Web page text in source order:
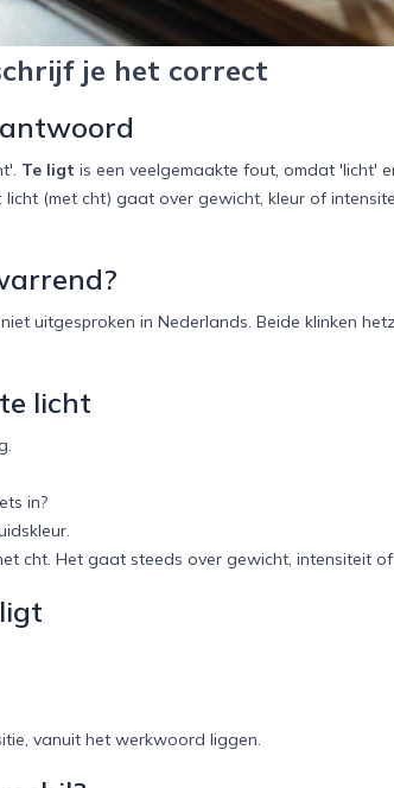
je het correct
Te ligt is een veelgemaakte fout, omdat 'licht'
licht (met cht) gaat over gewicht, kleur of
uitgesproken in Nederlands. Beide klinken
licht
in?
cht. Het gaat steeds over gewicht, intensiteit of
vanuit het werkwoord liggen.